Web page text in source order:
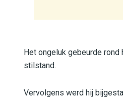
Het ongeluk gebeurde
stilstand.
Vervolgens werd hij